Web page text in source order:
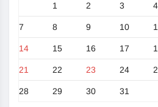
1 2 3 4
7 8 9 10
14 15 16 17
21 22 23 24
28 29 30 31